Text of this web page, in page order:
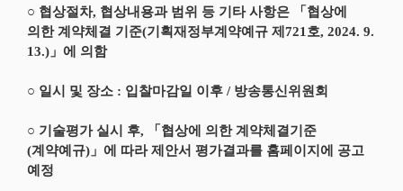
○ 협상절차, 협상내용과 범위 등 기타 사항은 「협상에
의한 계약체결 기준(기획재정부계약예규 제721호, 2024. 9.
13.)」에 의함
○ 일시 및 장소 : 입찰마감일 이후 / 방송통신위원회
○ 기술평가 실시 후, 「협상에 의한 계약체결기준
(계약예규)」에 따라 제안서 평가결과를 홈페이지에 공고
예정